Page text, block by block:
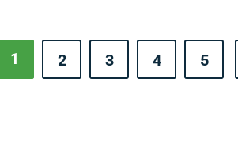
1 2 3 4 5